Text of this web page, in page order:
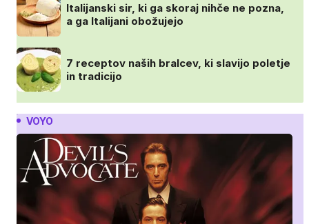
Italijanski sir, ki ga skoraj nihče ne pozna,
a ga Italijani obožujejo
7 receptov naših bralcev, ki slavijo poletje
in tradicijo
VOYO